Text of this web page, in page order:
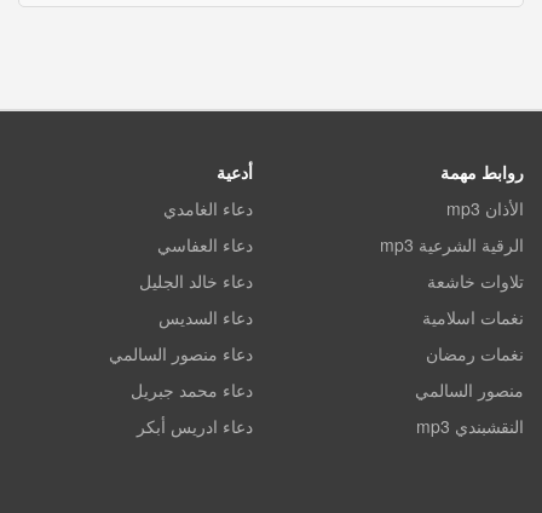
روابط مهمة
الأذان mp3
الرقية الشرعية mp3
تلاوات خاشعة
نغمات اسلامية
نغمات رمضان
منصور السالمي
النقشبندي mp3
أدعية
دعاء الغامدي
دعاء العفاسي
دعاء خالد الجليل
دعاء السديس
دعاء منصور السالمي
دعاء محمد جبريل
دعاء ادريس أبكر